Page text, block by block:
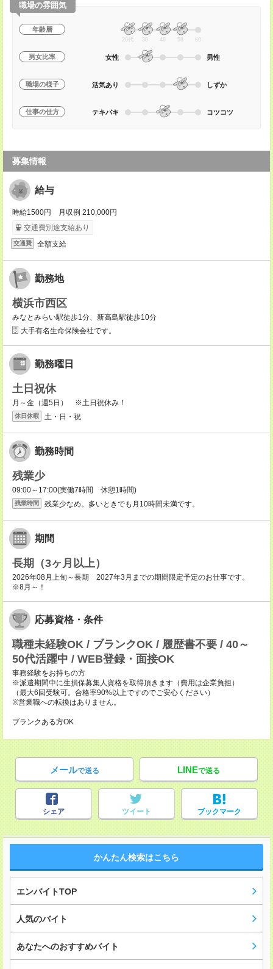
職場の雰囲気
年齢層
20代 30 40 50 60
男女比率 女性 男性
職場の様子 活気あり しずか
仕事の仕方 テキパキ コツコツ
募集情報
給与
時給1500円 月収例 210,000円
交通費別途支給あり
交通費 全額支給
勤務地
横浜市西区
みなとみらい駅徒歩1分、新高島駅徒歩10分
大手有名生命保険会社です。
勤務曜日
土日祝休
月～金（週5日） ※土日祝休み！
休日休暇 土・日・祝
勤務時間
残業少
09:00～17:00(実働7時間 休憩1時間)
残業時間 残業少なめ。多いときでも月10時間未満です。
期間
長期（3ヶ月以上）
2026年08月上旬～長期 2027年3月までの期間限定予定のお仕事です。
※8月～！
応募資格・条件
職種未経験OK / ブランクOK / 履歴書不要 / 40～
50代活躍中 / WEB登録・面接OK
事務経験をお持ちの方
※派遣期間中に生損保募集人資格を取得頂きます（費用は企業負担）
（最大6回受験可。合格率90%以上ですのでご安心ください）
※営業職への転換はありません。
ブランクある方OK
メールで送る LINEで送る
シェア ツイート ブックマーク
かんたん検索はこちら
エンバイトTOP
人気のバイト
あなたへのおすすめバイト